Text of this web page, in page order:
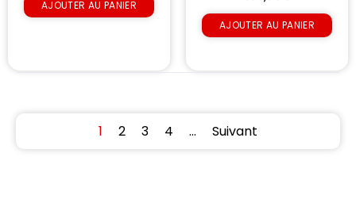
AJOUTER AU PANIER
AJOUTER AU PANIER
1 2 3 4 … Suivant